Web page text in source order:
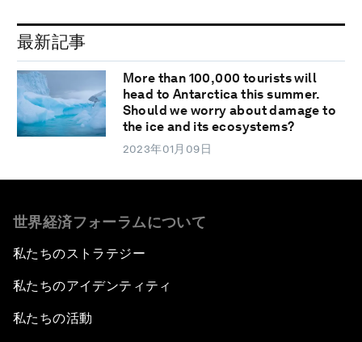
最新記事
More than 100,000 tourists will
head to Antarctica this summer.
Should we worry about damage to
the ice and its ecosystems?
2023年01月09日
世界経済フォーラムについて
私たちのストラテジー
私たちのアイデンティティ
私たちの活動